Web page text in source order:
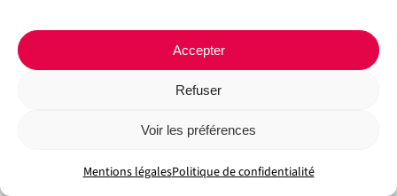
Accepter
Refuser
Voir les préférences
Mentions légalesPolitique de confidentialité